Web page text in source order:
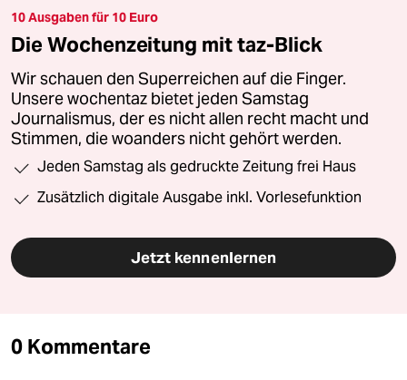
10 Ausgaben für 10 Euro
Die Wochenzeitung mit taz-Blick
Wir schauen den Superreichen auf die Finger.
Unsere wochentaz bietet jeden Samstag
Journalismus, der es nicht allen recht macht und
Stimmen, die woanders nicht gehört werden.
Jeden Samstag als gedruckte Zeitung frei Haus
Zusätzlich digitale Ausgabe inkl. Vorlesefunktion
Jetzt kennenlernen
0 Kommentare